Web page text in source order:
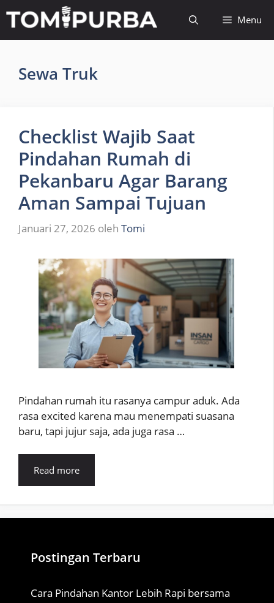
isi
Menu
Sewa Truk
Checklist Wajib Saat
Pindahan Rumah di
Pekanbaru Agar Barang
Aman Sampai Tujuan
Januari 27, 2026 oleh Tomi
Pindahan rumah itu rasanya campur aduk. Ada
rasa excited karena mau menempati suasana
baru, tapi jujur saja, ada juga rasa …
Read more
Postingan Terbaru
Cara Pindahan Kantor Lebih Rapi bersama